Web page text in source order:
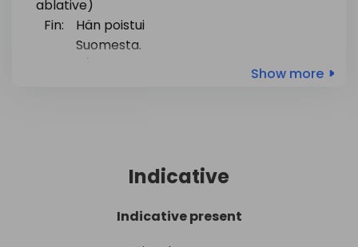
ablative)
Fin:
Hän poistui
Suomesta.
S/he left Finland. Show more
oneself
to make
Indicative
Indicative present